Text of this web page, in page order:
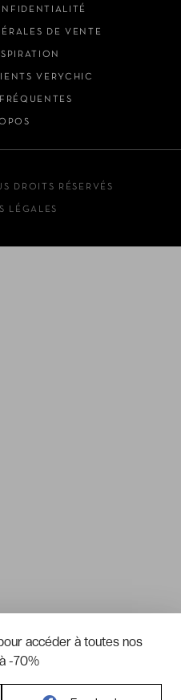
DE VENTE
VERYCHIC
DROITS RÉSERVÉS
LÉGALES
accéder à toutes nos
-70%